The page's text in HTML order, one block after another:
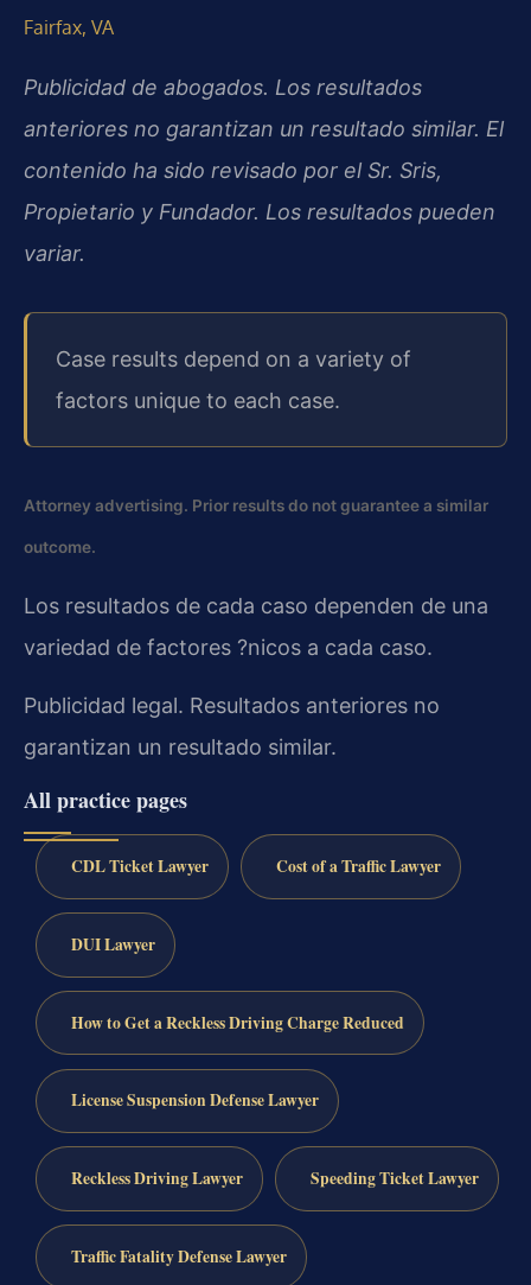
Fairfax, VA
Publicidad de abogados. Los resultados
anteriores no garantizan un resultado similar. El
contenido ha sido revisado por el Sr. Sris,
Propietario y Fundador. Los resultados pueden
variar.
Case results depend on a variety of
factors unique to each case.
Attorney advertising. Prior results do not guarantee a similar
outcome.
Los resultados de cada caso dependen de una
variedad de factores ?nicos a cada caso.
Publicidad legal. Resultados anteriores no
garantizan un resultado similar.
All practice pages
CDL Ticket Lawyer Cost of a Traffic Lawyer
DUI Lawyer
How to Get a Reckless Driving Charge Reduced
License Suspension Defense Lawyer
Reckless Driving Lawyer Speeding Ticket Lawyer
Traffic Fatality Defense Lawyer